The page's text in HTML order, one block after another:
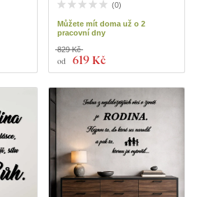
(0)
Můžete mít doma už o 2
pracovní dny
od 619 Kč
829 Kč